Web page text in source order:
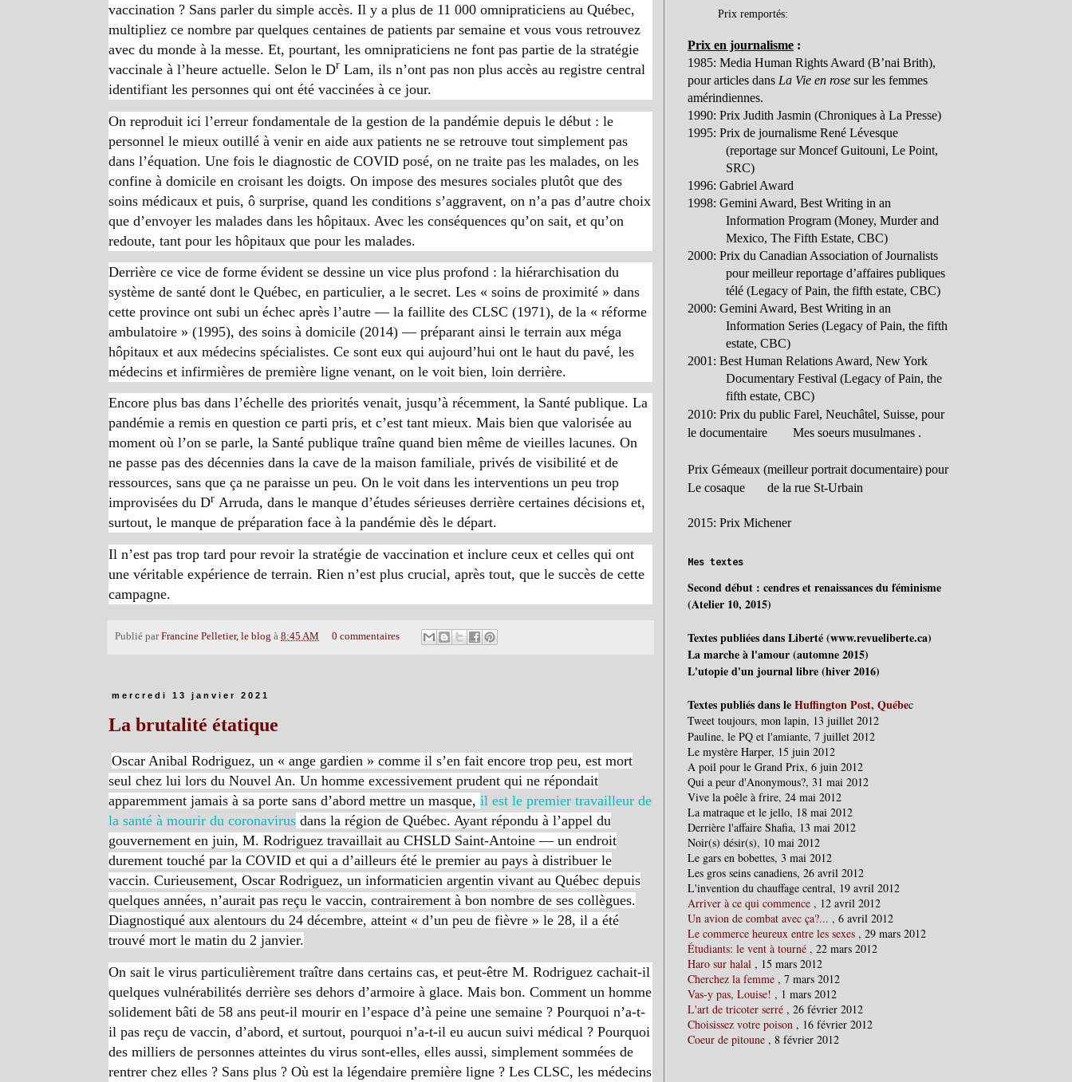
vaccination ? Sans parler du simple accès. Il y a plus de 11 000 omnipraticiens au Québec,
multipliez ce nombre par quelques centaines de patients par semaine et vous vous retrouvez
avec du monde à la messe. Et, pourtant, les omnipraticiens ne font pas partie de la stratégie
vaccinale à l’heure actuelle. Selon le Dr Lam, ils n’ont pas non plus accès au registre central
identifiant les personnes qui ont été vaccinées à ce jour.
On reproduit ici l’erreur fondamentale de la gestion de la pandémie depuis le début : le
personnel le mieux outillé à venir en aide aux patients ne se retrouve tout simplement pas
dans l’équation. Une fois le diagnostic de COVID posé, on ne traite pas les malades, on les
confine à domicile en croisant les doigts. On impose des mesures sociales plutôt que des
soins médicaux et puis, ô surprise, quand les conditions s’aggravent, on n’a pas d’autre choix
que d’envoyer les malades dans les hôpitaux. Avec les conséquences qu’on sait, et qu’on
redoute, tant pour les hôpitaux que pour les malades.
Derrière ce vice de forme évident se dessine un vice plus profond : la hiérarchisation du
système de santé dont le Québec, en particulier, a le secret. Les « soins de proximité » dans
cette province ont subi un échec après l’autre — la faillite des CLSC (1971), de la « réforme
ambulatoire » (1995), des soins à domicile (2014) — préparant ainsi le terrain aux méga
hôpitaux et aux médecins spécialistes. Ce sont eux qui aujourd’hui ont le haut du pavé, les
médecins et infirmières de première ligne venant, on le voit bien, loin derrière.
Encore plus bas dans l’échelle des priorités venait, jusqu’à récemment, la Santé publique. La
pandémie a remis en question ce parti pris, et c’est tant mieux. Mais bien que valorisée au
moment où l’on se parle, la Santé publique traîne quand bien même de vieilles lacunes. On
ne passe pas des décennies dans la cave de la maison familiale, privés de visibilité et de
ressources, sans que ça ne paraisse un peu. On le voit dans les interventions un peu trop
improvisées du Dr Arruda, dans le manque d’études sérieuses derrière certaines décisions et,
surtout, le manque de préparation face à la pandémie dès le départ.
Il n’est pas trop tard pour revoir la stratégie de vaccination et inclure ceux et celles qui ont
une véritable expérience de terrain. Rien n’est plus crucial, après tout, que le succès de cette
campagne.
Publié parFrancine Pelletier, le blog à 8:45 AM 0 commentaires
mercredi 13 janvier 2021
La brutalité étatique
Oscar Anibal Rodriguez, un « ange gardien » comme il s’en fait encore trop peu, est mort
seul chez lui lors du Nouvel An. Un homme excessivement prudent qui ne répondait
apparemment jamais à sa porte sans d’abord mettre un masque, il est le premier travailleur de
la santé à mourir du coronavirus dans la région de Québec. Ayant répondu à l’appel du
gouvernement en juin, M. Rodriguez travaillait au CHSLD Saint-Antoine — un endroit
durement touché par la COVID et qui a d’ailleurs été le premier au pays à distribuer le
vaccin. Curieusement, Oscar Rodriguez, un informaticien argentin vivant au Québec depuis
quelques années, n’aurait pas reçu le vaccin, contrairement à bon nombre de ses collègues.
Diagnostiqué aux alentours du 24 décembre, atteint « d’un peu de fièvre » le 28, il a été
trouvé mort le matin du 2 janvier.
On sait le virus particulièrement traître dans certains cas, et peut-être M. Rodriguez cachait-il
quelques vulnérabilités derrière ses dehors d’armoire à glace. Mais bon. Comment un homme
solidement bâti de 58 ans peut-il mourir en l’espace d’à peine une semaine ? Pourquoi n’a-t-
il pas reçu de vaccin, d’abord, et surtout, pourquoi n’a-t-il eu aucun suivi médical ? Pourquoi
des milliers de personnes atteintes du virus sont-elles, elles aussi, simplement sommées de
rentrer chez elles ? Sans plus ? Où est la légendaire première ligne ? Les CLSC, les médecins
Prix remportés:
Prix en journalisme :
1985: Media Human Rights Award (B’nai Brith),
pour articles dans La Vie en rose sur les femmes
amérindiennes.
1990: Prix Judith Jasmin (Chroniques à La Presse)
1995: Prix de journalisme René Lévesque
(reportage sur Moncef Guitouni, Le Point,
SRC)
1996: Gabriel Award
1998: Gemini Award, Best Writing in an
Information Program (Money, Murder and
Mexico, The Fifth Estate, CBC)
2000: Prix du Canadian Association of Journalists
pour meilleur reportage d’affaires publiques
télé (Legacy of Pain, the fifth estate, CBC)
2000: Gemini Award, Best Writing in an
Information Series (Legacy of Pain, the fifth
estate, CBC)
2001: Best Human Relations Award, New York
Documentary Festival (Legacy of Pain, the
fifth estate, CBC)
2010: Prix du public Farel, Neuchâtel, Suisse, pour
le documentaire
Mes soeurs musulmanes .
Prix Gémeaux (meilleur portrait documentaire) pour
Le cosaque
de la rue St-Urbain
2015: Prix Michener
Mes textes
Second début : cendres et renaissances du féminisme
(Atelier 10, 2015)
Textes publiées dans Liberté (www.revueliberte.ca)
La marche à l'amour (automne 2015)
L'utopie d'un journal libre (hiver 2016)
Textes publiés dans leHuffington Post, Québec
Tweet toujours, mon lapin, 13 juillet 2012
Pauline, le PQ et l'amiante, 7 juillet 2012
Le mystère Harper, 15 juin 2012
A poil pour le Grand Prix, 6 juin 2012
Qui a peur d'Anonymous?, 31 mai 2012
Vive la poêle à frire, 24 mai 2012
La matraque et le jello, 18 mai 2012
Derrière l'affaire Shafia, 13 mai 2012
Noir(s) désir(s), 10 mai 2012
Le gars en bobettes, 3 mai 2012
Les gros seins canadiens, 26 avril 2012
L'invention du chauffage central, 19 avril 2012
Arriver à ce qui commence , 12 avril 2012
Un avion de combat avec ça?... , 6 avril 2012
Le commerce heureux entre les sexes , 29 mars 2012
Étudiants: le vent à tourné , 22 mars 2012
Haro sur halal , 15 mars 2012
Cherchez la femme , 7 mars 2012
Vas-y pas, Louise! , 1 mars 2012
L'art de tricoter serré , 26 février 2012
Choisissez votre poison , 16 février 2012
Coeur de pitoune , 8 février 2012